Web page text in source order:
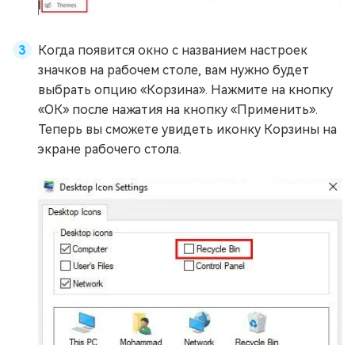
Когда появится окно с названием настроек
значков на рабочем столе, вам нужно будет
выбрать опцию «Корзина». Нажмите на кнопку
«ОК» после нажатия на кнопку «Применить».
Теперь вы сможете увидеть иконку Корзины на
экране рабочего стола.